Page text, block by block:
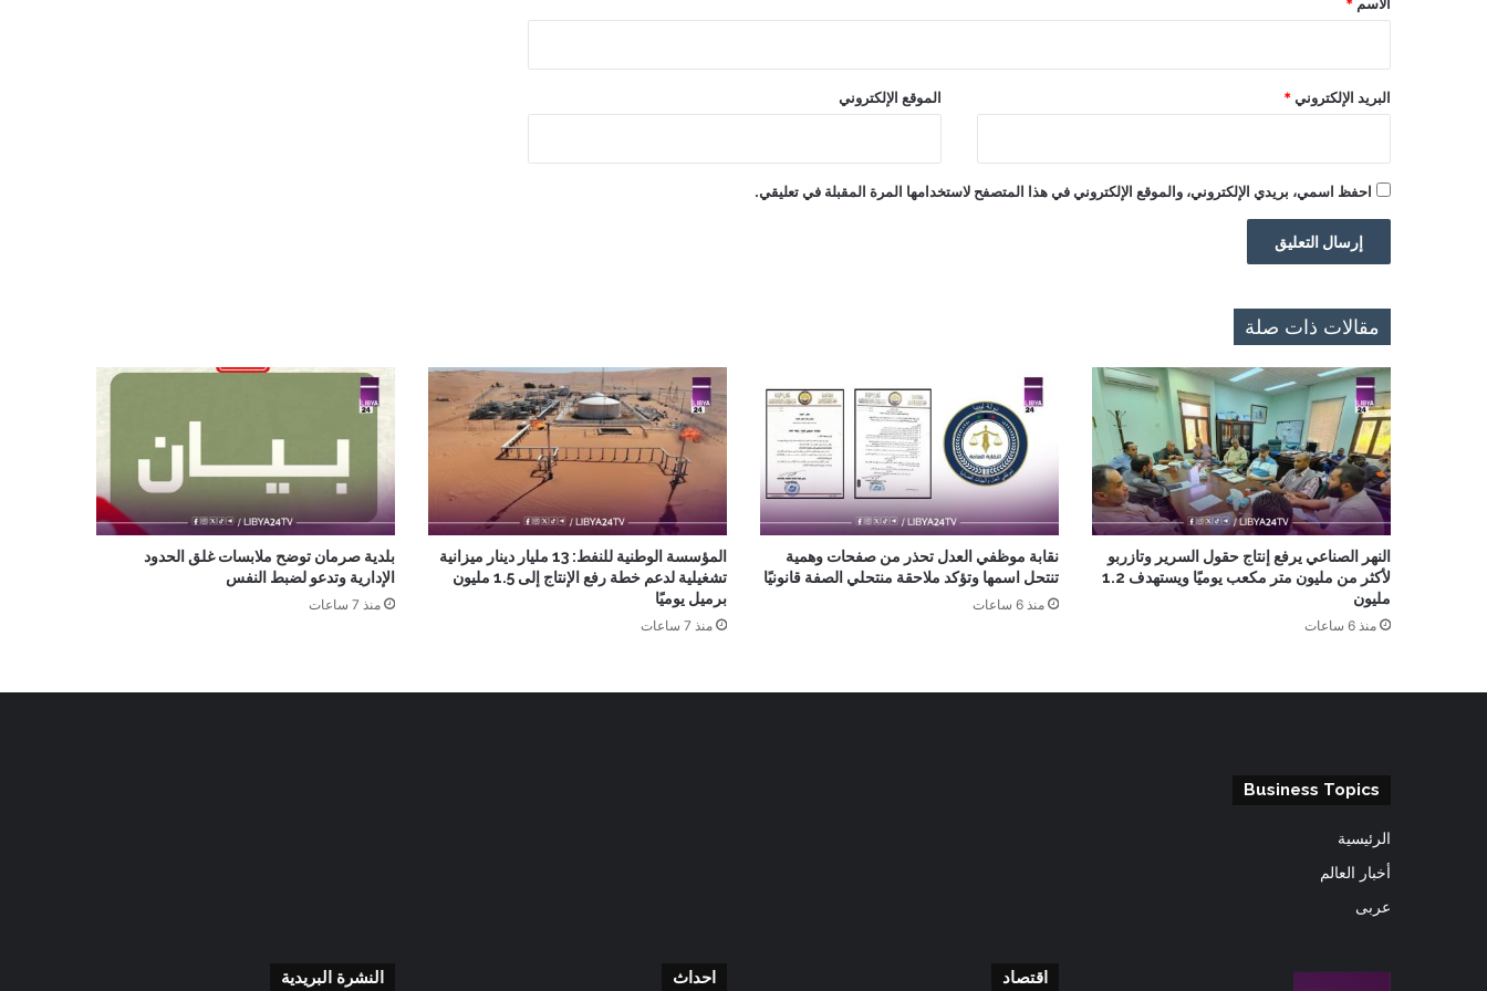
البريد الإلكتروني * الموقع الإلكتروني
احفظ اسمي، بريدي الإلكتروني، والموقع الإلكتروني في هذا المتصفح لاستخدامها المرة المقبلة في تعليقي.
مقالات ذات صلة
النهر الصناعي يرفع إنتاج حقول السرير وتازربو
لأكثر من مليون متر مكعب يوميًا ويستهدف 1.2
مليون
منذ 6 ساعات
نقابة موظفي العدل تحذر من صفحات وهمية
تنتحل اسمها وتؤكد ملاحقة منتحلي الصفة قانونيًا
منذ 6 ساعات
المؤسسة الوطنية للنفط: 13 مليار دينار ميزانية
تشغيلية لدعم خطة رفع الإنتاج إلى 1.5 مليون
برميل يوميًا
منذ 7 ساعات
بلدية صرمان توضح ملابسات غلق الحدود
الإدارية وتدعو لضبط النفس
منذ 7 ساعات
Business Topics
الرئيسية
أخبار العالم
عربى
اقتصاد احداث النشرة البريدية